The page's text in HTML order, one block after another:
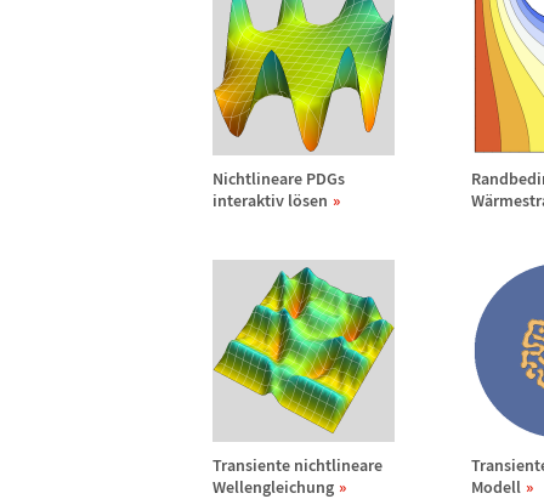
Nichtlineare PDGs
interaktiv lösen
Wä
Transiente nichtlineare
Wellengleichung
Modell